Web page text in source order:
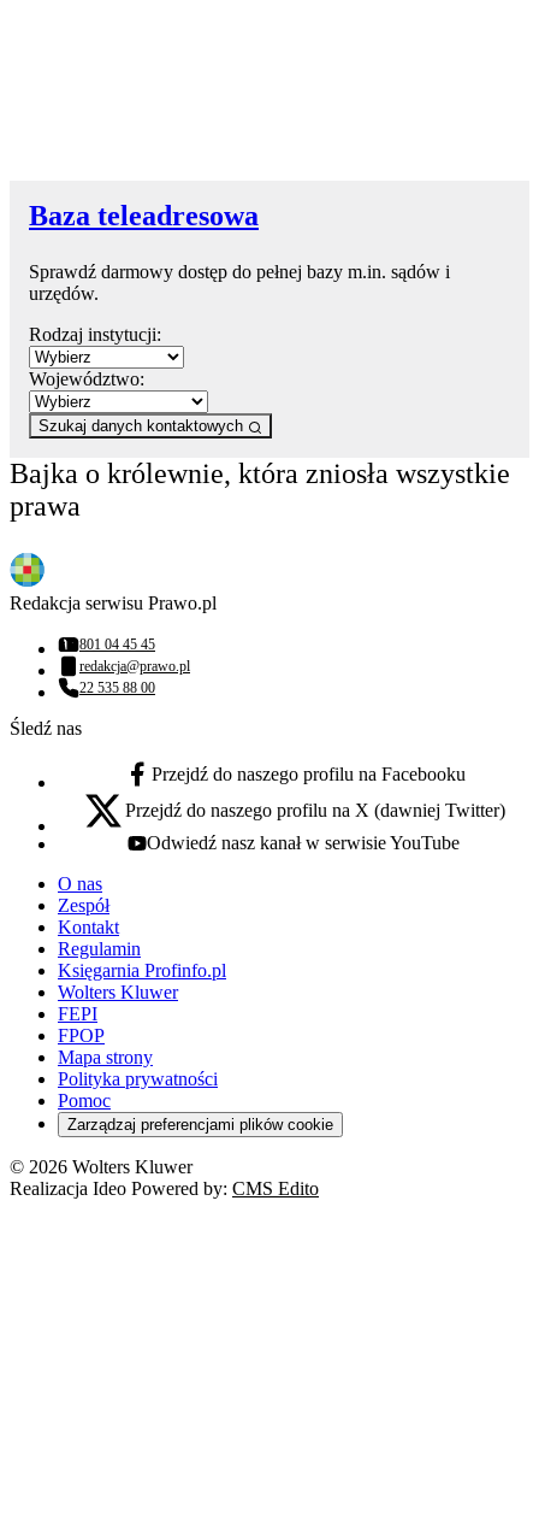
Baza teleadresowa
Sprawdź darmowy dostęp do pełnej bazy m.in. sądów i
urzędów.
Rodzaj instytucji:
Województwo:
Szukaj danych kontaktowych
Bajka o królewnie, która zniosła wszystkie
prawa
Redakcja serwisu Prawo.pl
Numer telefonu:
801 04 45 45
Adres email:
redakcja@prawo.pl
Numer telefonu:
22 535 88 00
Śledź nas
facebook - otwiera się w nowej karcie
Przejdź do naszego profilu na Facebooku
x - otwiera się w nowej karcie
Przejdź do naszego profilu na X (dawniej Twitter)
youtube - otwiera się w nowej karcie
Odwiedź nasz kanał w serwisie YouTube
O nas
Zespół
Kontakt
Regulamin
Księgarnia Profinfo.pl
Wolters Kluwer
FEPI
FPOP
Mapa strony
Polityka prywatności
Pomoc
Zarządzaj preferencjami plików cookie
© 2026 Wolters Kluwer
Realizacja Ideo Powered by: CMS Edito